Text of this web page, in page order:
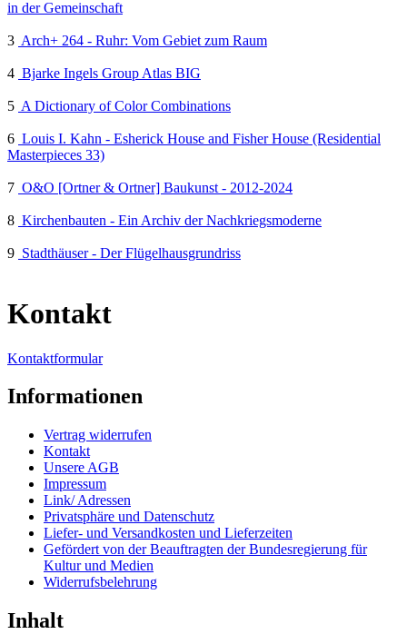
in der Gemeinschaft
3 Arch+ 264 - Ruhr: Vom Gebiet zum Raum
4 Bjarke Ingels Group Atlas BIG
5 A Dictionary of Color Combinations
6 Louis I. Kahn - Esherick House and Fisher House (Residential
Masterpieces 33)
7 O&O [Ortner & Ortner] Baukunst - 2012-2024
8 Kirchenbauten - Ein Archiv der Nachkriegsmoderne
9 Stadthäuser - Der Flügelhausgrundriss
Kontakt
Kontaktformular
Informationen
Vertrag widerrufen
Kontakt
Unsere AGB
Impressum
Link/ Adressen
Privatsphäre und Datenschutz
Liefer- und Versandkosten und Lieferzeiten
Gefördert von der Beauftragten der Bundesregierung für
Kultur und Medien
Widerrufsbelehrung
Inhalt